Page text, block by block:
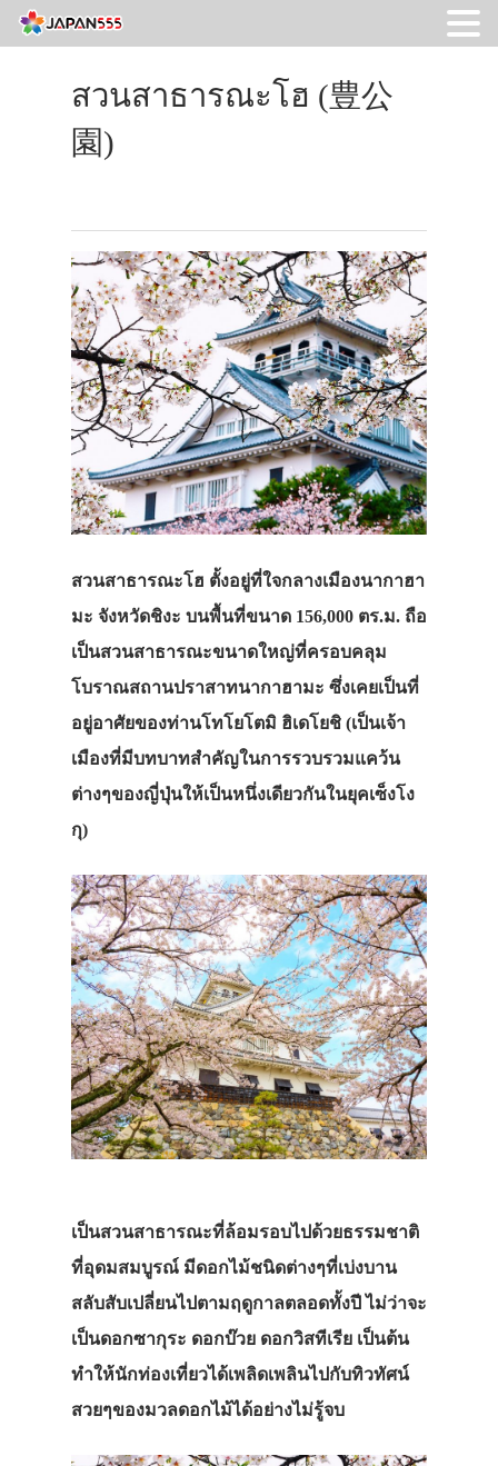
สวนสาธารณะโฮ (豊公
園)
สวนสาธารณะโฮ ตั้งอยู่ที่ใจกลางเมืองนากาฮา
มะ จังหวัดชิงะ บนพื้นที่ขนาด 156,000 ตร.ม. ถือ
เป็นสวนสาธารณะขนาดใหญ่ที่ครอบคลุม
โบราณสถานปราสาทนากาฮามะ ซึ่งเคยเป็นที่
อยู่อาศัยของท่านโทโยโตมิ ฮิเดโยชิ (เป็นเจ้า
เมืองที่มีบทบาทสำคัญในการรวบรวมแคว้น
ต่างๆของญี่ปุ่นให้เป็นหนึ่งเดียวกันในยุคเซ็งโง
กุ)
เป็นสวนสาธารณะที่ล้อมรอบไปด้วยธรรมชาติ
ที่อุดมสมบูรณ์ มีดอกไม้ชนิดต่างๆที่เบ่งบาน
สลับสับเปลี่ยนไปตามฤดูกาลตลอดทั้งปี ไม่ว่าจะ
เป็นดอกซากุระ ดอกบ๊วย ดอกวิสทีเรีย เป็นต้น
ทำให้นักท่องเที่ยวได้เพลิดเพลินไปกับทิวทัศน์
สวยๆของมวลดอกไม้ได้อย่างไม่รู้จบ